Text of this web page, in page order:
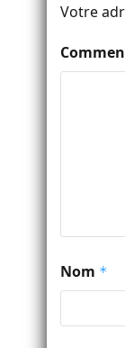
Votre
Nom *